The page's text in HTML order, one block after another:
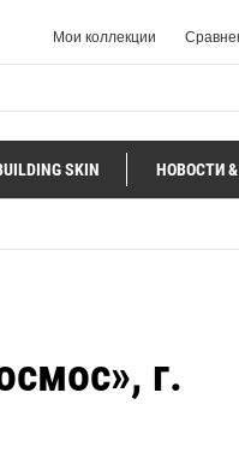
Мои коллекции
SKIN НОВОСТИ
г.